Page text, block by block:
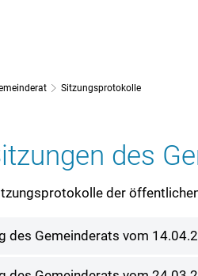
GRAFRATH
Sitzungsprotokolle
des
der
des Gemeinderats vom